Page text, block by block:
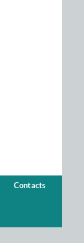
Contacts